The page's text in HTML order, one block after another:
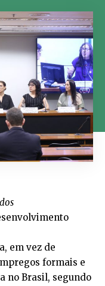
em vez de
formais e
no Brasil, segundo